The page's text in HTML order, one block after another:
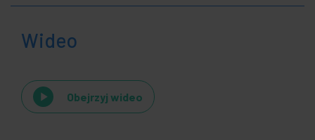
Wideo
Obejrzyj wideo